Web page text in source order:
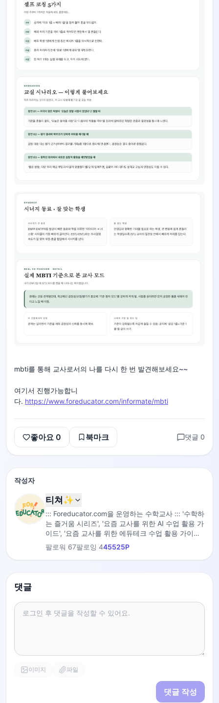
mbti를 통해 교사로서의 나를 다시 한 번 발견해보세요~~
여기서 진행가능합니
다. https://www.foreducator.com/informate/mbti
좋아요 0 북마크 댓글 0
작성자
티쳐✨
::: Foreducator.com을 운영하는 수학교사 ::: '수학하
는 즐거움 시리즈', '요즘 교사를 위한 AI 수업 활용 가
이드', '요즘 교사를 위한 에듀테크 수업 활용 가이드',
'수업의 과정', '1일 1주제 9분 만에 끝내는 수학' 저자
팔로워 67팔로잉 445525P
댓글
이미지 파일
댓글 작성